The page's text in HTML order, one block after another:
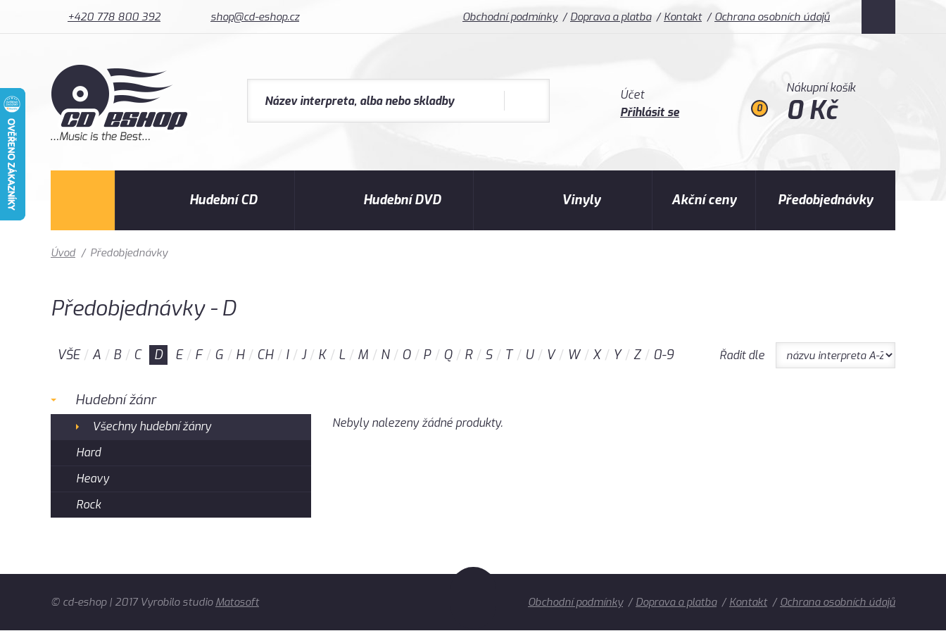
+420 778 800 392 shop@cd-eshop.cz Obchodní podmínky Doprava a platba Kontakt Ochrana osobních údajů
Účet
Přihlásit se
0
Nákupní košík
0 Kč
Hudební CD Hudební DVD Vinyly Akční ceny Předobjednávky
Úvod / Předobjednávky
Předobjednávky - D
VŠE A B C D E F G H CH I J K L M N O P Q R S T U V W X Y Z 0-9 Řadit dle
Hudební žánr
Všechny hudební žánry
Hard
Heavy
Rock
Nebyly nalezeny žádné produkty.
© cd-eshop | 2017 Vyrobilo studio Matosoft Obchodní podmínky Doprava a platba Kontakt Ochrana osobních údajů